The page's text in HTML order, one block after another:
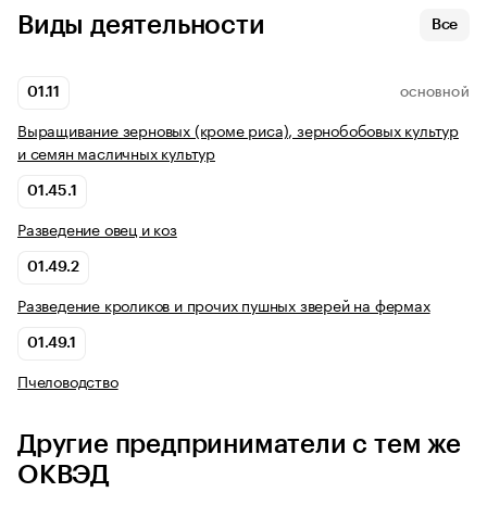
Виды деятельности Все
01.11 ОСНОВНОЙ
Выращивание зерновых (кроме риса), зернобобовых культур
и семян масличных культур
01.45.1
Разведение овец и коз
01.49.2
Разведение кроликов и прочих пушных зверей на фермах
01.49.1
Пчеловодство
Другие предприниматели с тем же
ОКВЭД